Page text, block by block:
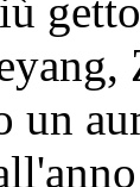
un